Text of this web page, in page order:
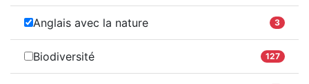
Anglais avec la nature 3
Biodiversité 127